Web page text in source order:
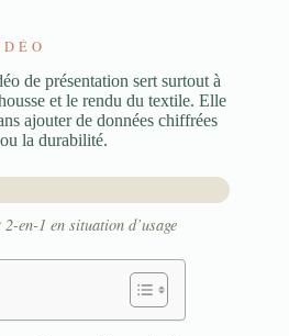
de présentation sert surtout à
et le rendu du textile. Elle
ajouter de données chiffrées
la durabilité.
en-1 en situation d’usage